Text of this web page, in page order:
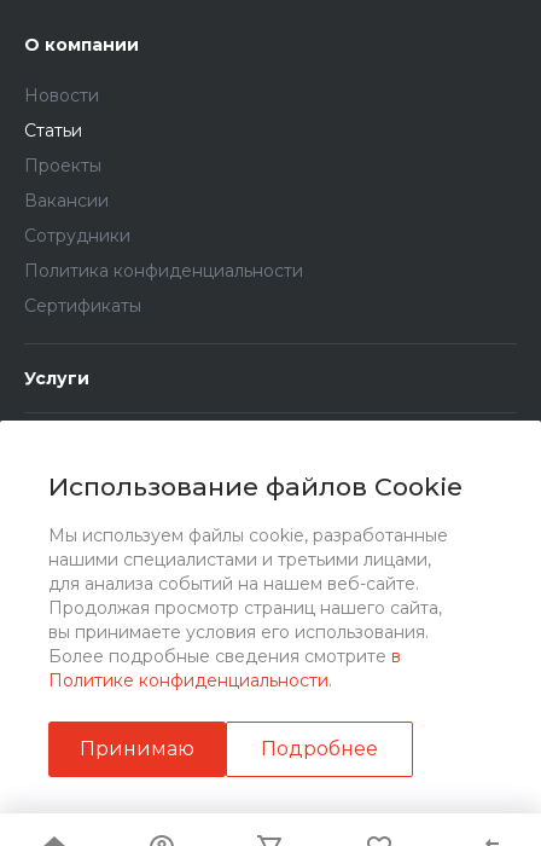
Использование файлов Cookie
Мы используем файлы cookie, разработанные
нашими специалистами и третьими лицами,
для анализа событий на нашем веб-сайте.
Продолжая просмотр страниц нашего сайта,
вы принимаете условия его использования.
Более подробные сведения смотрите в
Политике конфиденциальности.
Принимаю Подробнее
О компании
Новости
Статьи
Проекты
Вакансии
Сотрудники
Политика конфиденциальности
Сертификаты
Услуги
info@lubriforce.ru
+7 (4832) 77-01-30
+7 (930) 823-33-10
Брянская обл., г. Брянск, Брянский р-н, с.
Супонево, ул. Шоссейная, д. 32А, пом. 12
Заказать звонок